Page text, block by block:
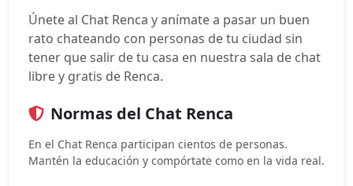
Únete al Chat Renca y anímate a pasar un buen
rato chateando con personas de tu ciudad sin
tener que salir de tu casa en nuestra sala de chat
libre y gratis de Renca.
Normas del Chat Renca
En el Chat Renca participan cientos de personas.
Mantén la educación y compórtate como en la vida real.